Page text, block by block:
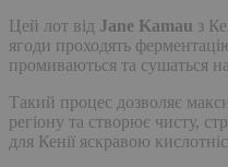
Цей лот від Jane Kamau з
ягоди проходять
промиваються та сушаться
Такий процес дозволяє
регіону та створює чисту,
для Кенії яскравою